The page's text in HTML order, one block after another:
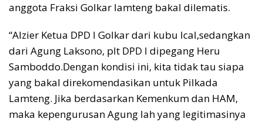
anggota Fraksi Golkar lamteng bakal dilematis.
“Alzier Ketua DPD I Golkar dari kubu Ical,sedangkan
dari Agung Laksono, plt DPD I dipegang Heru
Samboddo.Dengan kondisi ini, kita tidak tau siapa
yang bakal direkomendasikan untuk Pilkada
Lamteng. Jika berdasarkan Kemenkum dan HAM,
maka kepengurusan Agung lah yang legitimasinya